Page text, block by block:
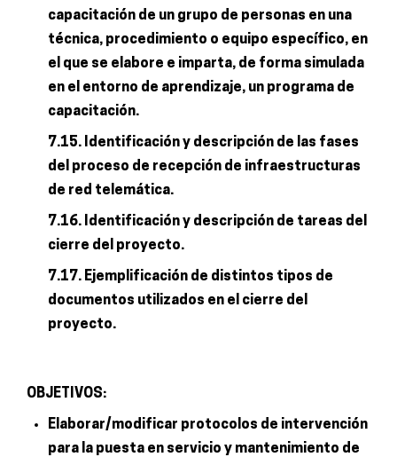
capacitación de un grupo de personas en una
técnica, procedimiento o equipo específico, en
el que se elabore e imparta, de forma simulada
en el entorno de aprendizaje, un programa de
capacitación.
7.15. Identificación y descripción de las fases
del proceso de recepción de infraestructuras
de red telemática.
7.16. Identificación y descripción de tareas del
cierre del proyecto.
7.17. Ejemplificación de distintos tipos de
documentos utilizados en el cierre del
proyecto.
OBJETIVOS:
Elaborar/modificar protocolos de intervención
para la puesta en servicio y mantenimiento de